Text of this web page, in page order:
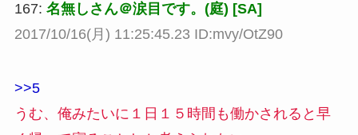
167: 名無しさん＠涙目です。(庭) [SA]
2017/10/16(月) 11:25:45.23 ID:mvy/OtZ90
>>5
うむ、俺みたいに１日１５時間も働かされると早